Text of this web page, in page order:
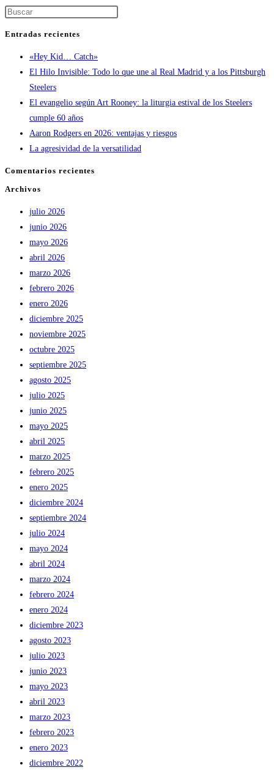
Entradas recientes
«Hey Kid… Catch»
El Hilo Invisible: Todo lo que une al Real Madrid y a los Pittsburgh
Steelers
El evangelio según Art Rooney: la liturgia estival de los Steelers
cumple 60 años
Aaron Rodgers en 2026: ventajas y riesgos
La agresividad de la versatilidad
Comentarios recientes
Archivos
julio 2026
junio 2026
mayo 2026
abril 2026
marzo 2026
febrero 2026
enero 2026
diciembre 2025
noviembre 2025
octubre 2025
septiembre 2025
agosto 2025
julio 2025
junio 2025
mayo 2025
abril 2025
marzo 2025
febrero 2025
enero 2025
diciembre 2024
septiembre 2024
julio 2024
mayo 2024
abril 2024
marzo 2024
febrero 2024
enero 2024
diciembre 2023
agosto 2023
julio 2023
junio 2023
mayo 2023
abril 2023
marzo 2023
febrero 2023
enero 2023
diciembre 2022